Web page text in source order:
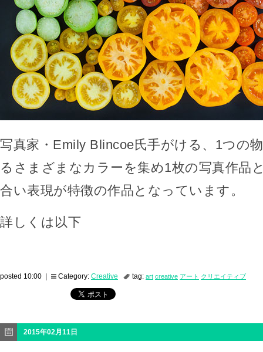
写真家・Emily Blincoe氏手がける、1つの
るさまざまなカラーを集め1枚の写真作品
合い表現が特徴の作品となっています。
詳しくは以下
posted 10:00 | Category: Creative tag: art creative アート クリエイティブ
2015年02月11日